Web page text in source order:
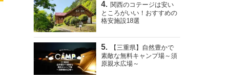
関西のコテージは安い
ところがいい！おすすめの
格安施設18選
【三重県】自然豊かで
素敵な無料キャンプ場～須
原親水広場～